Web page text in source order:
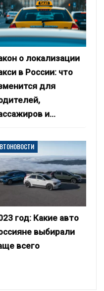
о локализации
в России: что
для
и…
год: Какие авто
выбирали
всего